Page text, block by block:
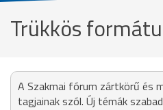
Trükkös
A Szakmai fórum zártkörű és
tagjainak szól. Új témák